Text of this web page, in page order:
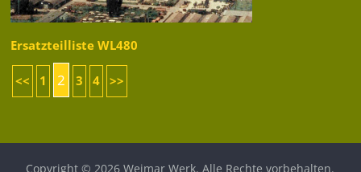
Ersatzteilliste WL480
<< 1 2 3 4 >>
Copyright © 2026Weimar Werk. Alle Rechte vorbehalten.